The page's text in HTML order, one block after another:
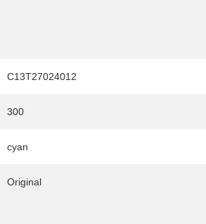
C13T27024012
300
cyan
Original